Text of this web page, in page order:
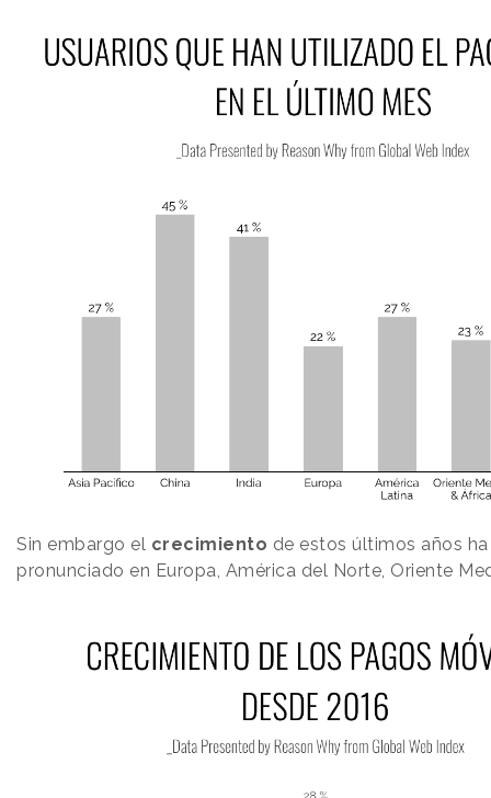
Sin embargo el crecimiento de estos últimos años
pronunciado en Europa, América del Norte, Oriente